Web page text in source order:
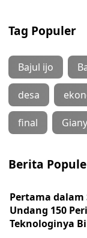
Tag Populer
Bajul ijo
desa
final
Berita
Pertama dalam
Undang 150
Teknologinya